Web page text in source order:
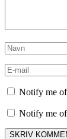
Notify me
Notify me